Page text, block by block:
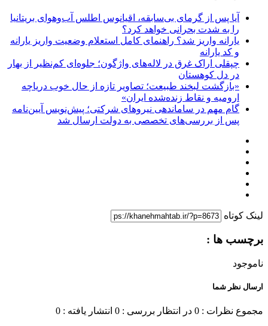
آیا پس از گرمای بی‌سابقه، اقیانوس اطلس آب‌وهوای بریتانیا
را به شدت بحرانی خواهد کرد؟
یارانه واریز شد؟ راهنمای کامل استعلام وضعیت واریز یارانه
و کد یارانه
چپقلی اراک غرق در لاله‌های واژگون؛ جلوه‌ای کم‌نظیر از بهار
در دل کوهستان
«بازگشت لبخند طبیعت؛ تصاویر تازه از حال خوب دریاچه
ارومیه و نقاط زنده‌شده ایران»
گام مهم در ساماندهی نیروهای شرکتی؛ پیش‌نویس آیین‌نامه
پس از بررسی‌های تخصصی به دولت ارسال شد
لینک کوتاه
برچسب ها :
ناموجود
ارسال نظر شما
مجموع نظرات : 0 در انتظار بررسی : 0 انتشار یافته : 0